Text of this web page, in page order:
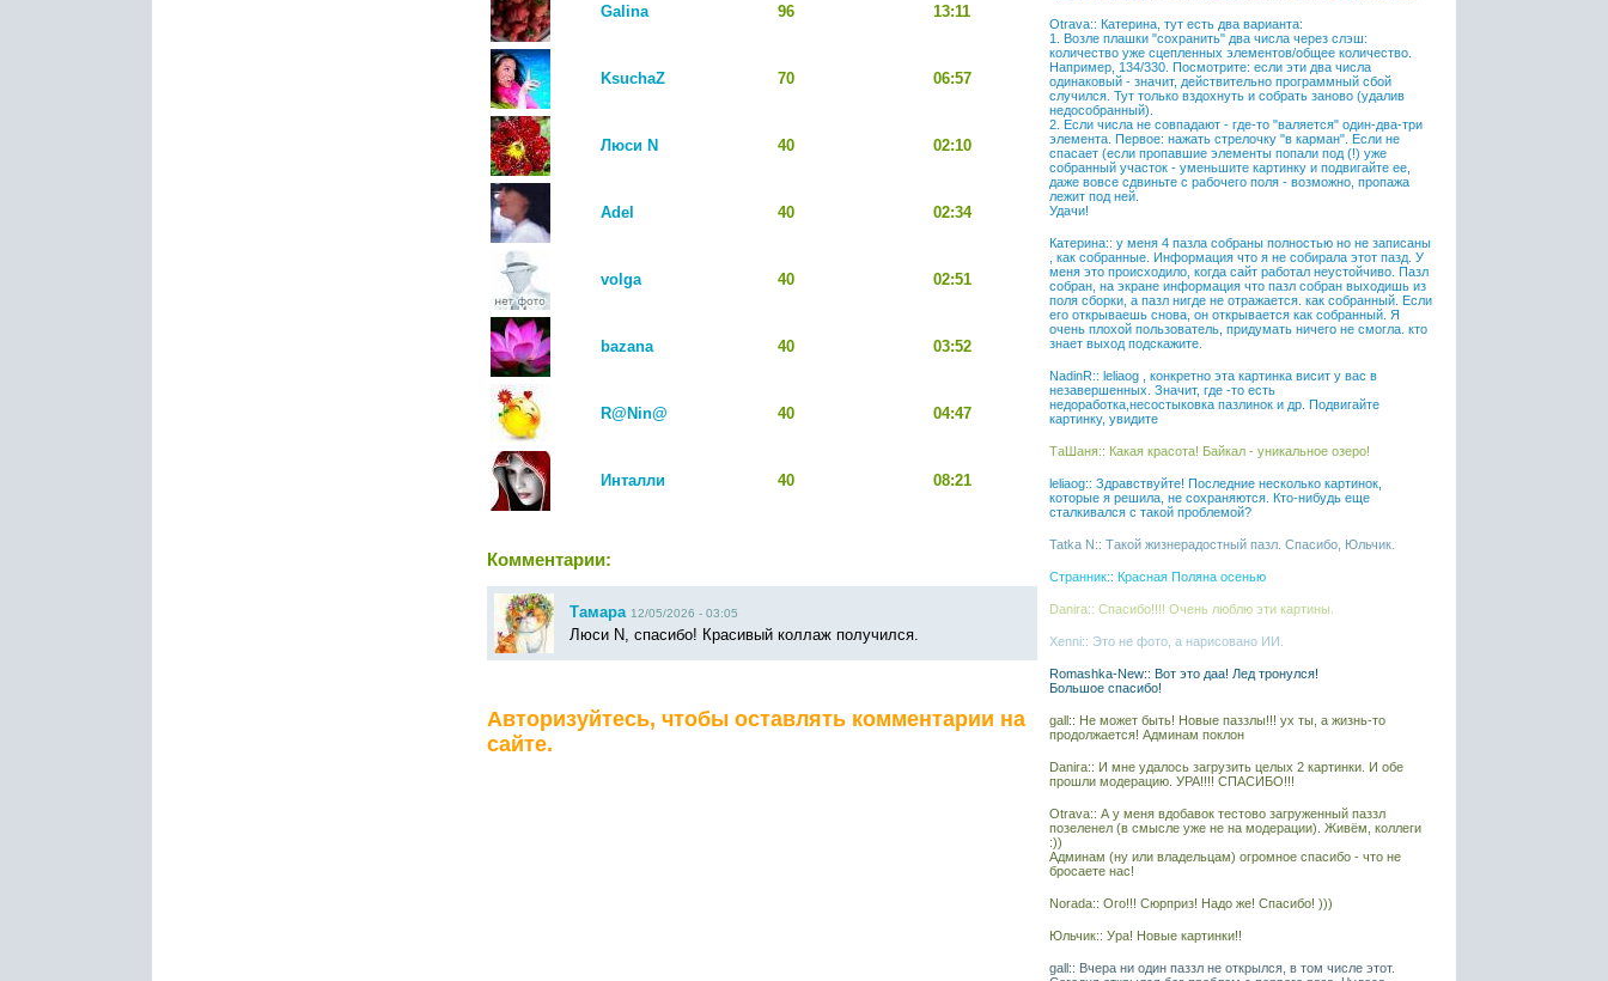
Galina 96 13:11
KsuchaZ 70 06:57
Люси N 40 02:10
Adel 40 02:34
volga 40 02:51
bazana 40 03:52
R@Nin@ 40 04:47
Инталли 40 08:21
Комментарии:
Тамара 12/05/2026 - 03:05
Люси N, спасибо! Красивый коллаж получился.
Авторизуйтесь, чтобы оставлять комментарии на
сайте.
Otrava:: Катерина, тут есть два варианта:
1. Возле плашки "сохранить" два числа через слэш:
количество уже сцепленных элементов/общее количество.
Например, 134/330. Посмотрите: если эти два числа
одинаковый - значит, действительно программный сбой
случился. Тут только вздохнуть и собрать заново (удалив
недособранный).
2. Если числа не совпадают - где-то "валяется" один-два-три
элемента. Первое: нажать стрелочку "в карман". Если не
спасает (если пропавшие элементы попали под (!) уже
собранный участок - уменьшите картинку и подвигайте ее,
даже вовсе сдвиньте с рабочего поля - возможно, пропажа
лежит под ней.
Удачи!
Катерина:: у меня 4 пазла собраны полностью но не записаны
, как собранные. Информация что я не собирала этот пазд. У
меня это происходило, когда сайт работал неустойчиво. Пазл
собран, на экране информация что пазл собран выходишь из
поля сборки, а пазл нигде не отражается. как собранный. Если
его открываешь снова, он открывается как собранный. Я
очень плохой пользователь, придумать ничего не смогла. кто
знает выход подскажите.
NadinR:: leliaog , конкретно эта картинка висит у вас в
незавершенных. Значит, где -то есть
недоработка,несостыковка пазлинок и др. Подвигайте
картинку, увидите
ТаШаня:: Какая красота! Байкал - уникальное озеро!
leliaog:: Здравствуйте! Последние несколько картинок,
которые я решила, не сохраняются. Кто-нибудь еще
сталкивался с такой проблемой?
Tatka N:: Такой жизнерадостный пазл. Спасибо, Юльчик.
Странник:: Красная Поляна осенью
Danira:: Спасибо!!!! Очень люблю эти картины.
Xenni:: Это не фото, а нарисовано ИИ.
Romashka-New:: Вот это даа! Лед тронулся!
Большое спасибо!
gall:: Не может быть! Новые паззлы!!! ух ты, а жизнь-то
продолжается! Админам поклон
Danira:: И мне удалось загрузить целых 2 картинки. И обе
прошли модерацию. УРА!!!! СПАСИБО!!!
Otrava:: А у меня вдобавок тестово загруженный паззл
позеленел (в смысле уже не на модерации). Живём, коллеги
:))
Админам (ну или владельцам) огромное спасибо - что не
бросаете нас!
Norada:: Ого!!! Сюрприз! Надо же! Спасибо! )))
Юльчик:: Ура! Новые картинки!!
gall:: Вчера ни один паззл не открылся, в том числе этот.